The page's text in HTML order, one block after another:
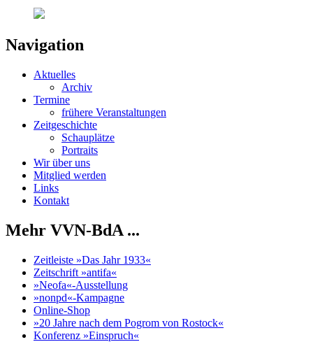
Navigation
Aktuelles
Archiv
Termine
frühere Veranstaltungen
Zeitgeschichte
Schauplätze
Portraits
Wir über uns
Mitglied werden
Links
Kontakt
Mehr VVN-BdA ...
Zeitleiste »Das Jahr 1933«
Zeitschrift »antifa«
»Neofa«-Ausstellung
»nonpd«-Kampagne
Online-Shop
»20 Jahre nach dem Pogrom von Rostock«
Konferenz »Einspruch«